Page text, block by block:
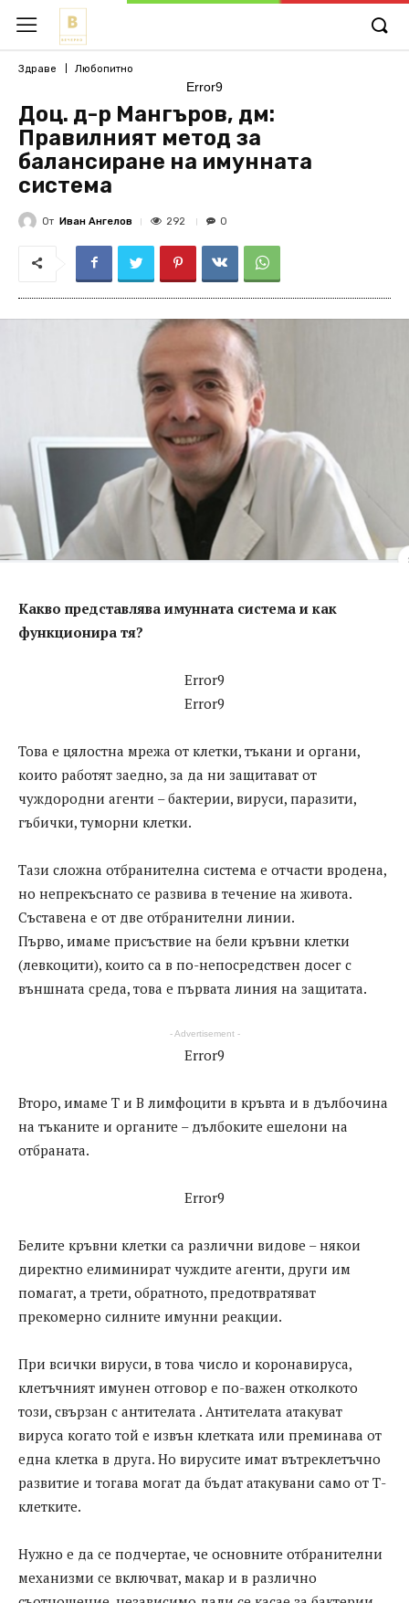
Здраве Любопитно
Error9
Доц. д-р Мангъров, дм:
Правилният метод за
балансиране на имунната
система
От Иван Ангелов 292 0
Какво представлява имунната система и как
функционира тя?
Error9
Error9
Това е цялостна мрежа от клетки, тъкани и органи,
които работят заедно, за да ни защитават от
чуждородни агенти – бактерии, вируси, паразити,
гъбички, туморни клетки.
Тази сложна отбранителна система е отчасти вродена,
но непрекъснато се развива в течение на живота.
Съставена е от две отбранителни линии.
Първо, имаме присъствие на бели кръвни клетки
(левкоцити), които са в по-непосредствен досег с
външната среда, това е първата линия на защитата.
- Advertisement -
Error9
Второ, имаме Т и В лимфоцити в кръвта и в дълбочина
на тъканите и органите – дълбоките ешелони на
отбраната.
Error9
Белите кръвни клетки са различни видове – някои
директно елиминират чуждите агенти, други им
помагат, а трети, обратното, предотвратяват
прекомерно силните имунни реакции.
При всички вируси, в това число и коронавируса,
клетъчният имунен отговор е по-важен отколкото
този, свързан с антителата . Антителата атакуват
вируса когато той е извън клетката или преминава от
една клетка в друга. Но вирусите имат вътреклетъчно
развитие и тогава могат да бъдат атакувани само от Т-
клетките.
Нужно е дa сe подчертaе, че основните отбрaнителни
мехaнизми се включвaт, мaкaр и в рaзлично